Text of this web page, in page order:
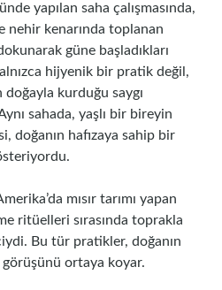
yapılan saha çalışmasında,
nehir kenarında toplanan
güne başladıkları
hijyenik bir pratik değil,
kurduğu saygı
sahada, yaşlı bir bireyin
doğanın hafızaya sahip bir
mısır tarımı yapan
ritüelleri sırasında toprakla
Bu tür pratikler, doğanın
ortaya koyar.